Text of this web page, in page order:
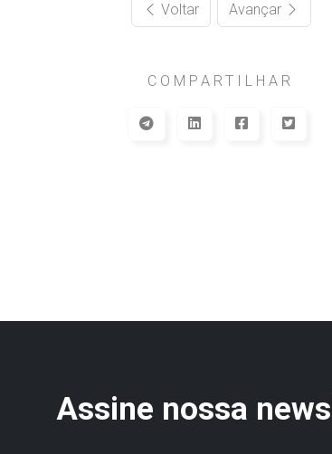
Voltar Avançar
COMPARTILHAR
Assine nossa